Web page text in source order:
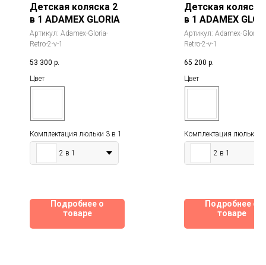
Детская коляска 2
в 1 ADAMEX GLORIA
Артикул: Adamex-Gloria-
Retro-2-v-1
53 300 р.
Цвет
Комплектация люльки 3 в 1
2 в 1
Подробнее о
товаре
Детская коляска
в 1 ADAMEX
DELUX,100%
экокожа
Артикул: Adamex-Gloria-
Retro-2-v-1
65 200 р.
Цвет
Комплектация люльки 3
2 в 1
Подробнее о
товаре